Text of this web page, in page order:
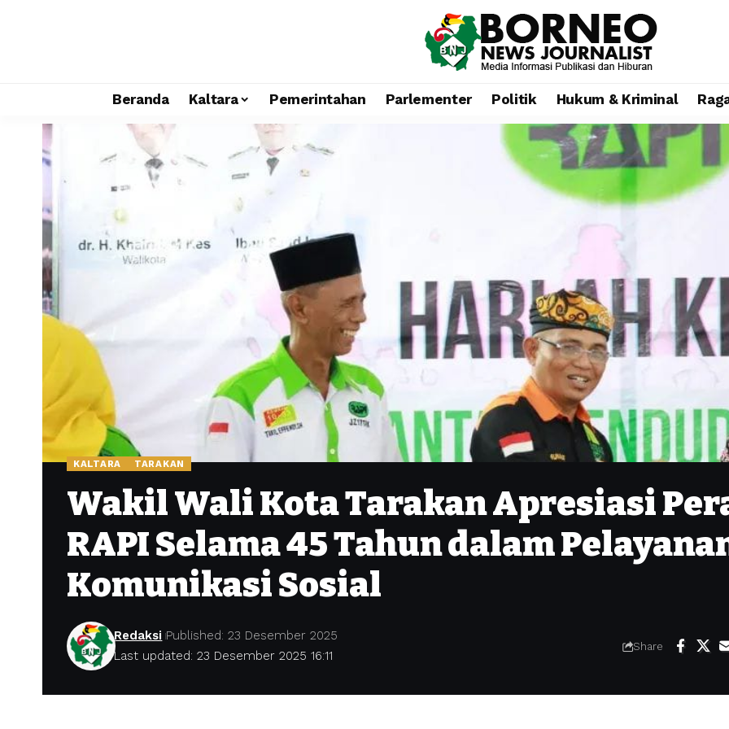
Beranda Kaltara Pemerintahan Parlementer Politik Hukum & Kriminal
KALTARA TARAKAN
Wakil Wali Kota Tarakan Apresiasi
RAPI Selama 45 Tahun dalam
Komunikasi Sosial
Last updated: 23 Desember 2025 16:11
Redaksi Published: 23 Desember 2025
Share